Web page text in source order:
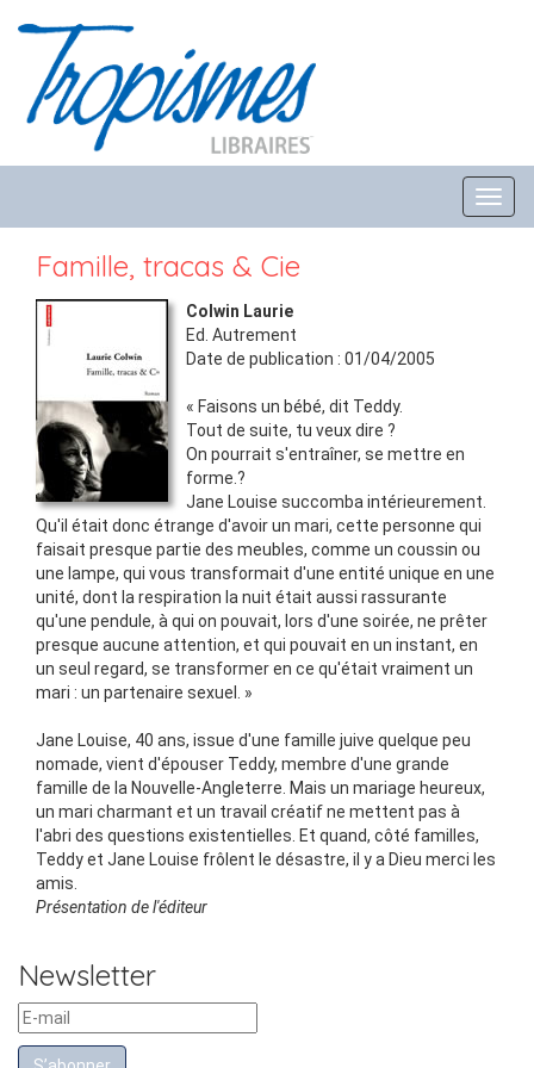
Famille, tracas & Cie
Colwin Laurie
Ed. Autrement
Date de publication : 01/04/2005
« Faisons un bébé, dit Teddy.
Tout de suite, tu veux dire ?
On pourrait s'entraîner, se mettre en
forme.?
Jane Louise succomba intérieurement.
Qu'il était donc étrange d'avoir un mari, cette personne qui
faisait presque partie des meubles, comme un coussin ou
une lampe, qui vous transformait d'une entité unique en une
unité, dont la respiration la nuit était aussi rassurante
qu'une pendule, à qui on pouvait, lors d'une soirée, ne prêter
presque aucune attention, et qui pouvait en un instant, en
un seul regard, se transformer en ce qu'était vraiment un
mari : un partenaire sexuel. »
Jane Louise, 40 ans, issue d'une famille juive quelque peu
nomade, vient d'épouser Teddy, membre d'une grande
famille de la Nouvelle-Angleterre. Mais un mariage heureux,
un mari charmant et un travail créatif ne mettent pas à
l'abri des questions existentielles. Et quand, côté familles,
Teddy et Jane Louise frôlent le désastre, il y a Dieu merci les
amis.
Présentation de l'éditeur
Newsletter